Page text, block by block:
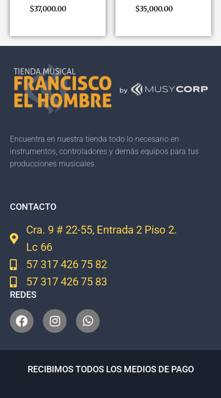
$37,000.00 $35,000.00
Encuentra en nuestra tienda todo lo necesario en
instrumentos, controladores y demás equipos para tus
producciones musicales.
CONTACTO
Cra. 9 # 22-55, Entrada 2 Piso 2.
Lc 66
57 317 426 75 82
57 317 426 75 83
REDES
RECIBIMOS TODOS LOS MEDIOS DE PAGO